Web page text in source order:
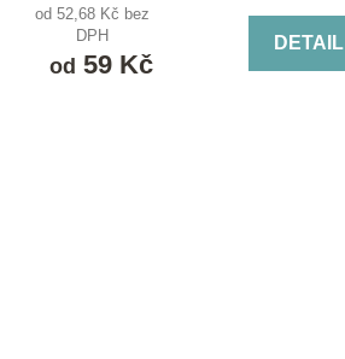
Ptačí zob 'Atrovirens'
od 52,68 Kč bez
DPH
od 59 Kč
DETAIL